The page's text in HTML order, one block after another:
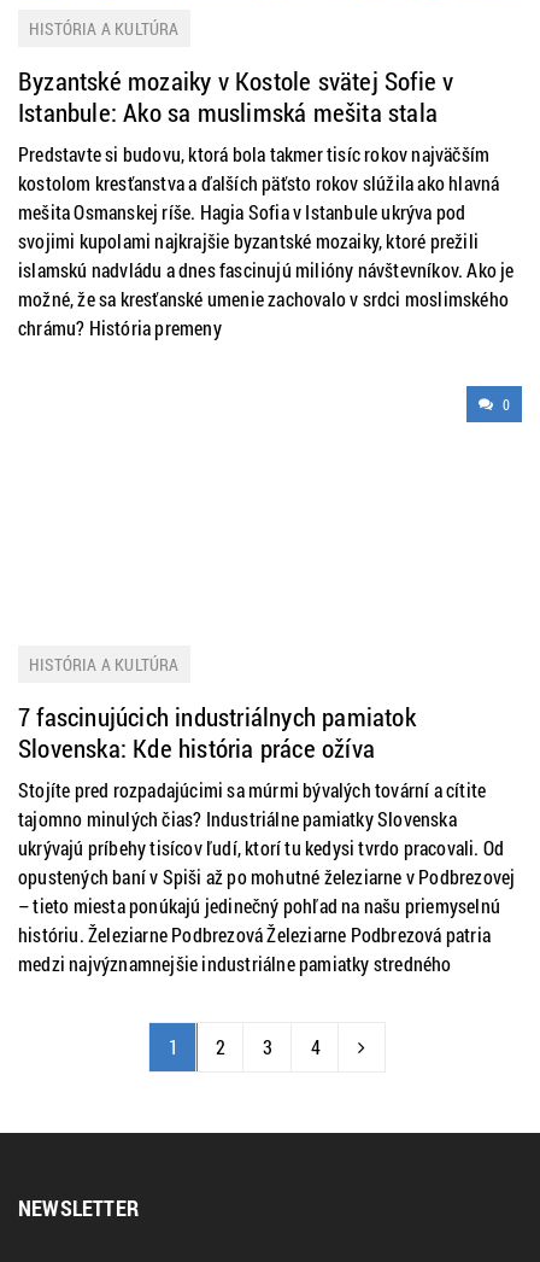
HISTÓRIA A KULTÚRA
Byzantské mozaiky v Kostole svätej Sofie v
Istanbule: Ako sa muslimská mešita stala
svedkom kresťanského umenia
Predstavte si budovu, ktorá bola takmer tisíc rokov najväčším
kostolom kresťanstva a ďalších päťsto rokov slúžila ako hlavná
mešita Osmanskej ríše. Hagia Sofia v Istanbule ukrýva pod
svojimi kupolami najkrajšie byzantské mozaiky, ktoré prežili
islamskú nadvládu a dnes fascinujú milióny návštevníkov. Ako je
možné, že sa kresťanské umenie zachovalo v srdci moslimského
chrámu? História premeny
0
HISTÓRIA A KULTÚRA
7 fascinujúcich industriálnych pamiatok
Slovenska: Kde história práce ožíva
Stojíte pred rozpadajúcimi sa múrmi bývalých tovární a cítite
tajomno minulých čias? Industriálne pamiatky Slovenska
ukrývajú príbehy tisícov ľudí, ktorí tu kedysi tvrdo pracovali. Od
opustených baní v Spiši až po mohutné železiarne v Podbrezovej
– tieto miesta ponúkajú jedinečný pohľad na našu priemyselnú
históriu. Železiarne Podbrezová Železiarne Podbrezová patria
medzi najvýznamnejšie industriálne pamiatky stredného
1 2 3 4
NEWSLETTER